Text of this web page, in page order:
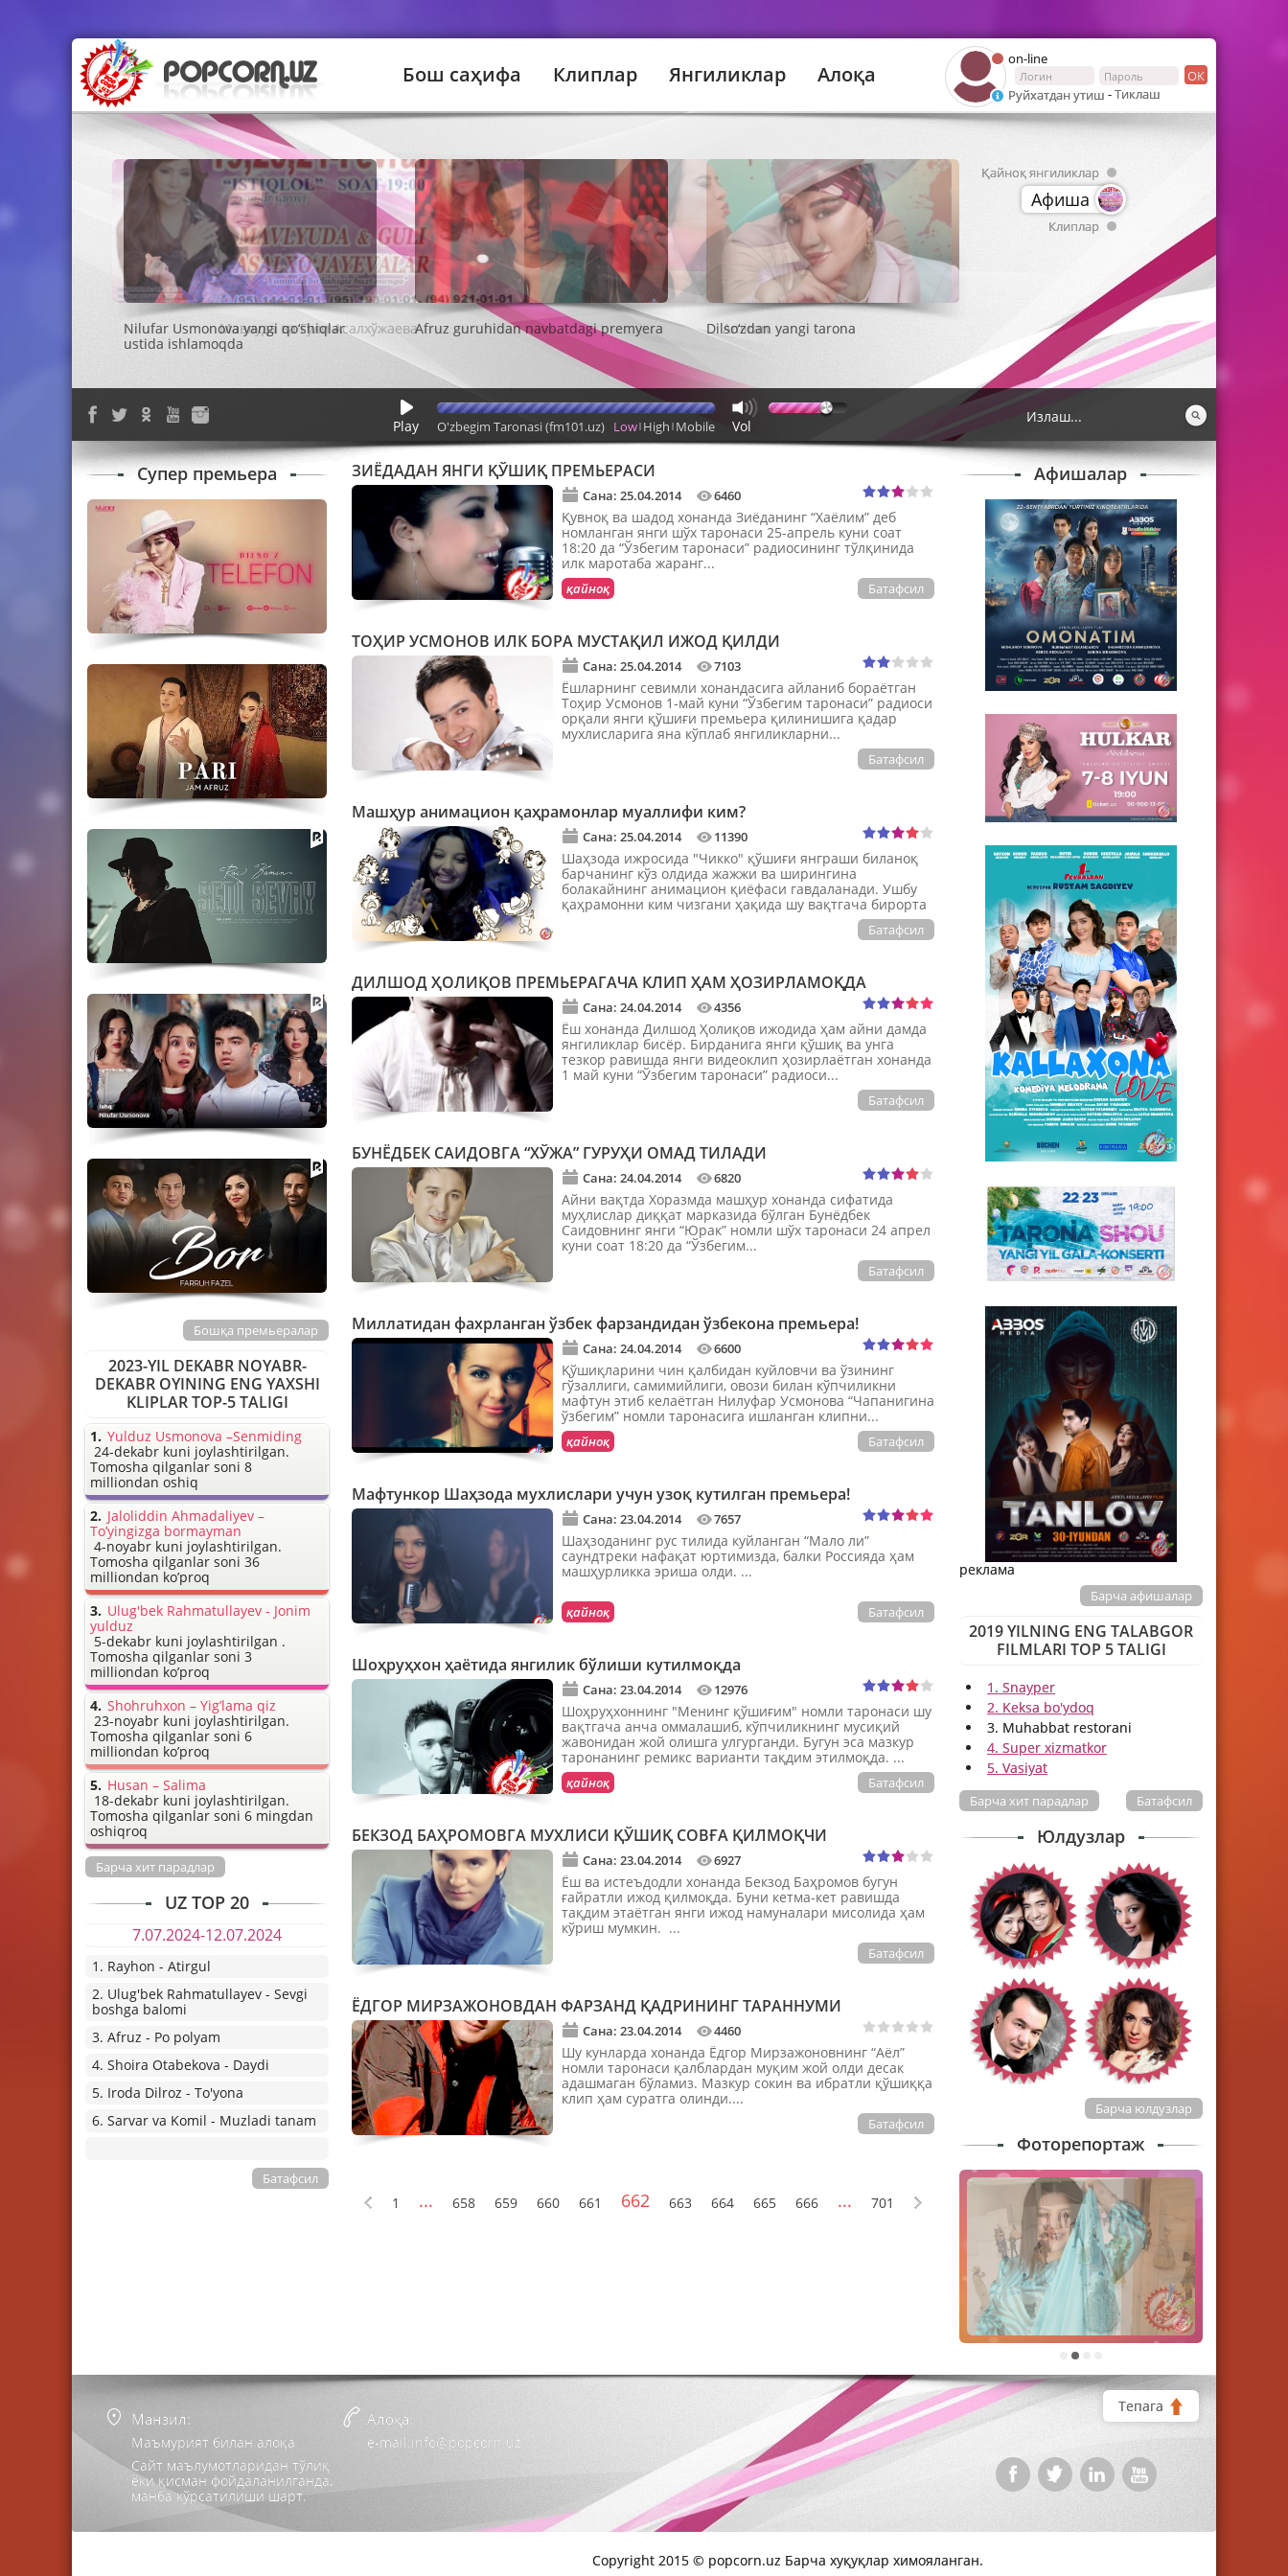
on-line
ОК
Руйхатдан утиш -Тиклаш
Бош саҳифа Клиплар Янгиликлар Алоқа
Мавлуда ва Гули Асалхўжаева Amiran
Қайноқ янгиликлар
Афиша
Клиплар
Play Low High Mobile
O'zbegim Taronasi (fm101.uz) Vol
ЗИЁДАДАН ЯНГИ ҚЎШИҚ ПРЕМЬЕРАСИ
Сана: 25.04.2014 6460
Қувноқ ва шадод хонанда Зиёданинг “Хаёлим” деб
номланган янги шўх таронаси 25-апрель куни соат
18:20 да “Ўзбегим таронаси” радиосининг тўлқинида
илк маротаба жаранг...
Батафсил
қайноқ
ТОҲИР УСМОНОВ ИЛК БОРА МУСТАҚИЛ ИЖОД ҚИЛДИ
Сана: 25.04.2014 7103
Ёшларнинг севимли хонандасига айланиб бораётган
Тоҳир Усмонов 1-май куни “Ўзбегим таронаси” радиоси
орқали янги қўшиғи премьера қилинишига қадар
мухлисларига яна кўплаб янгиликларни...
Батафсил
Машҳур анимацион қаҳрамонлар муаллифи ким?
Сана: 25.04.2014 11390
Шаҳзода ижросида "Чикко" қўшиғи янграши биланоқ
барчанинг кўз олдида жажжи ва ширингина
болакайнинг анимацион қиёфаси гавдаланади. Ушбу
қаҳрамонни ким чизгани ҳақида шу вақтгача бирорта
Батафсил
ДИЛШОД ҲОЛИҚОВ ПРЕМЬЕРАГАЧА КЛИП ҲАМ ҲОЗИРЛАМОҚДА
Сана: 24.04.2014 4356
Ёш хонанда Дилшод Ҳолиқов ижодида ҳам айни дамда
янгиликлар бисёр. Бирданига янги қўшиқ ва унга
тезкор равишда янги видеоклип ҳозирлаётган хонанда
1 май куни “Ўзбегим таронаси” радиоси...
Батафсил
БУНЁДБЕК САИДОВГА “ХЎЖА” ГУРУҲИ ОМАД ТИЛАДИ
Сана: 24.04.2014 6820
Айни вақтда Хоразмда машҳур хонанда сифатида
муҳлислар диққат марказида бўлган Бунёдбек
Саидовнинг янги “Юрак” номли шўх таронаси 24 апрел
куни соат 18:20 да “Ўзбегим...
Батафсил
Миллатидан фахрланган ўзбек фарзандидан ўзбекона премьера!
Сана: 24.04.2014 6600
Қўшиқларини чин қалбидан куйловчи ва ўзининг
гўзаллиги, самимийлиги, овози билан кўпчиликни
мафтун этиб келаётган Нилуфар Усмонова “Чапанигина
ўзбегим” номли таронасига ишланган клипни...
Батафсил
қайноқ
Мафтункор Шаҳзода мухлислари учун узоқ кутилган премьера!
Сана: 23.04.2014 7657
Шаҳзоданинг рус тилида куйланган “Мало ли”
саундтреки нафақат юртимизда, балки Россияда ҳам
машҳурликка эриша олди. ...
Батафсил
қайноқ
Шоҳруҳхон ҳаётида янгилик бўлиши кутилмоқда
Сана: 23.04.2014 12976
Шоҳруҳхоннинг "Менинг қўшиғим" номли таронаси шу
вақтгача анча оммалашиб, кўпчиликнинг мусиқий
жавонидан жой олишга улгурганди. Бугун эса мазкур
таронанинг ремикс варианти тақдим этилмоқда. ...
Батафсил
қайноқ
БЕКЗОД БАҲРОМОВГА МУХЛИСИ ҚЎШИҚ СОВҒА ҚИЛМОҚЧИ
Сана: 23.04.2014 6927
Ёш ва истеъдодли хонанда Бекзод Баҳромов бугун
ғайратли ижод қилмоқда. Буни кетма-кет равишда
тақдим этаётган янги ижод намуналари мисолида ҳам
кўриш мумкин. ...
Батафсил
ЁДГОР МИРЗАЖОНОВДАН ФАРЗАНД ҚАДРИНИНГ ТАРАННУМИ
Сана: 23.04.2014 4460
Шу кунларда хонанда Ёдгор Мирзажоновнинг “Аёл”
номли таронаси қалблардан муқим жой олди десак
адашмаган бўламиз. Мазкур сокин ва ибратли қўшиққа
клип ҳам суратга олинди....
Батафсил
1 ... 658 659 660 661 662 663 664 665 666 ... 701
Афишалар
реклама
Барча афишалар
2019 YILNING ENG TALABGOR
FILMLARI TOP 5 TALIGI
1. Snayper
2. Keksa bo'ydoq
3. Muhabbat restorani
4. Super xizmatkor
5. Vasiyat
Батафсил
Барча хит парадлар
Юлдузлар
Барча юлдузлар
Фоторепортаж
2
Супер премьера
Бошқа премьералар
2023-YIL DEKABR NOYABR-
DEKABR OYINING ENG YAXSHI
KLIPLAR TOP-5 TALIGI
Yulduz Usmonova –Senmiding
24-dekabr kuni joylashtirilgan.
Tomosha qilganlar soni 8
milliondan oshiq
Jaloliddin Ahmadaliyev –
To’yingizga bormayman
4-noyabr kuni joylashtirilgan.
Tomosha qilganlar soni 36
milliondan ko’proq
Ulug'bek Rahmatullayev - Jonim
yulduz
5-dekabr kuni joylashtirilgan .
Tomosha qilganlar soni 3
milliondan ko’proq
Shohruhxon – Yig’lama qiz
23-noyabr kuni joylashtirilgan.
Tomosha qilganlar soni 6
milliondan ko’proq
Husan – Salima
18-dekabr kuni joylashtirilgan.
Tomosha qilganlar soni 6 mingdan
oshiqroq
Барча хит парадлар
UZ TOP 20
7.07.2024-12.07.2024
1. Rayhon - Atirgul
2. Ulug'bek Rahmatullayev - Sevgi
boshga balomi
3. Afruz - Po polyam
4. Shoira Otabekova - Daydi
5. Iroda Dilroz - To'yona
6. Sarvar va Komil - Muzladi tanam
Батафсил
Манзил:
Маъмурият билан алоқа
Сайт маълумотларидан тўлиқ
ёки қисман фойдаланилганда,
манба кўрсатилиши шарт.
Алоқа:
e-mail:info@popcorn.uz
Тепага
Copyright 2015 © popcorn.uz Барча хуқуқлар химояланган.